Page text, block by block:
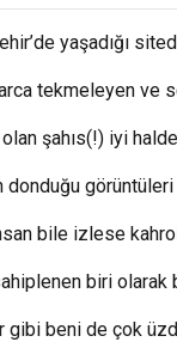
yaşadığı
tekmeleyen ve
şahıs(!) iyi
donduğu
bile izlese
biri olarak
gibi beni de çok